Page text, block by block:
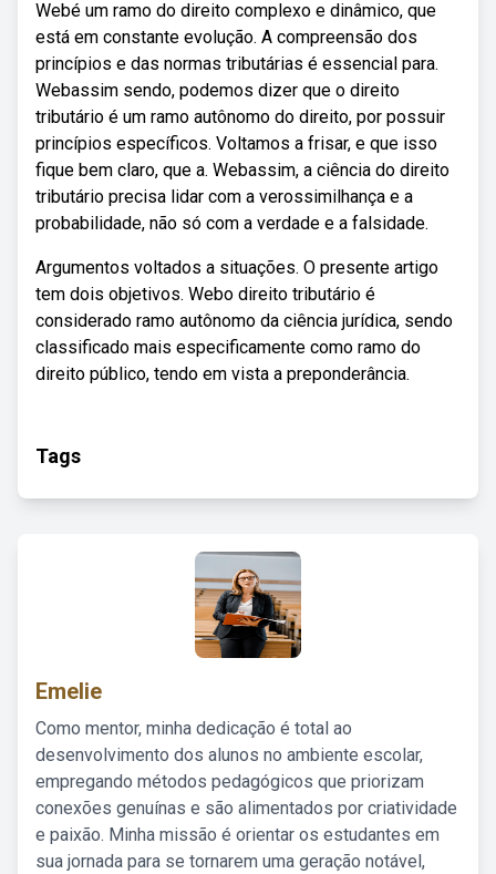
Webé um ramo do direito complexo e dinâmico, que
está em constante evolução. A compreensão dos
princípios e das normas tributárias é essencial para.
Webassim sendo, podemos dizer que o direito
tributário é um ramo autônomo do direito, por possuir
princípios específicos. Voltamos a frisar, e que isso
fique bem claro, que a. Webassim, a ciência do direito
tributário precisa lidar com a verossimilhança e a
probabilidade, não só com a verdade e a falsidade.
Argumentos voltados a situações. O presente artigo
tem dois objetivos. Webo direito tributário é
considerado ramo autônomo da ciência jurídica, sendo
classificado mais especificamente como ramo do
direito público, tendo em vista a preponderância.
Tags
Emelie
Como mentor, minha dedicação é total ao
desenvolvimento dos alunos no ambiente escolar,
empregando métodos pedagógicos que priorizam
conexões genuínas e são alimentados por criatividade
e paixão. Minha missão é orientar os estudantes em
sua jornada para se tornarem uma geração notável,